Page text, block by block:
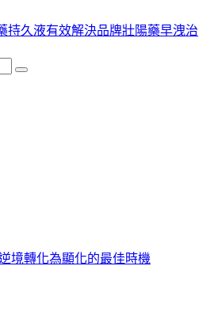
持久液有效解決品牌壯陽藥早洩治
境轉化為顯化的最佳時機